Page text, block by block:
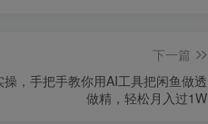
下一篇
，手把手教你用AI工具把闲鱼做透
做精，轻松月入过1W